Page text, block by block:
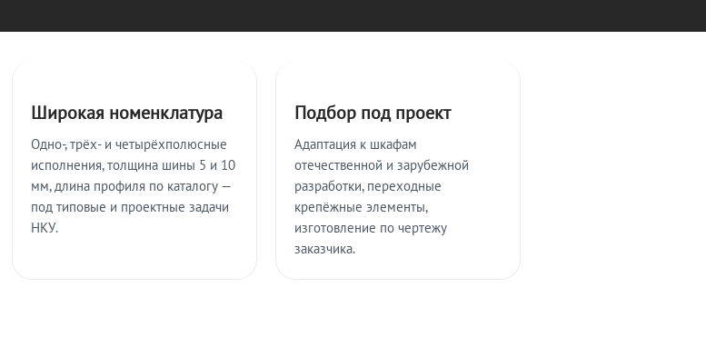
Широкая номенклатура
Одно-, трёх- и четырёхполюсные
исполнения, толщина шины 5 и 10
мм, длина профиля по каталогу —
под типовые и проектные задачи
НКУ.
Подбор под проект
Адаптация к шкафам
отечественной и зарубежной
разработки, переходные
крепёжные элементы,
изготовление по чертежу
заказчика.